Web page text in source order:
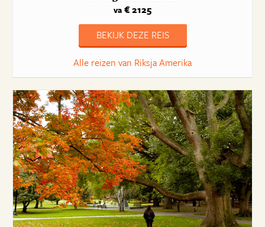
va € 2125
BEKIJK DEZE REIS
Alle reizen van Riksja Amerika